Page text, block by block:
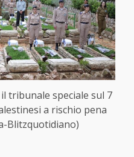
tribunale speciale sul 7
a rischio pena
Blitzquotidiano)